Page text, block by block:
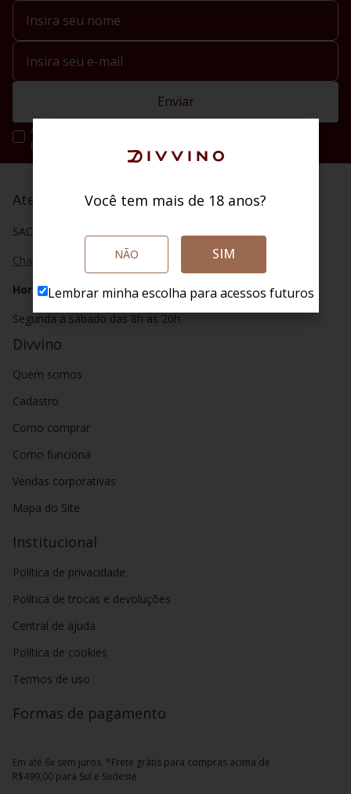
Enviar
Ao se cadastrar você irá concordar com a nossa política de
privacidade.
Atendimento
SAC (48) 4020 2004
Chat
Horário de atendimento
Segunda a sábado das 8h as 20h.
Divvino
Quem somos
Cadastro
Como comprar
Como funciona
Vendas corporativas
Mapa do Site
Institucional
Política de privacidade
Política de trocas e devoluções
Central de ajuda
Política de cookies
Termos de uso
Formas de pagamento
Em até 6x sem juros. *Frete grátis para compras acima de
R$499,00 para Sul e Sudeste
Você tem mais de 18 anos?
NÃO SIM
Lembrar minha escolha para acessos futuros